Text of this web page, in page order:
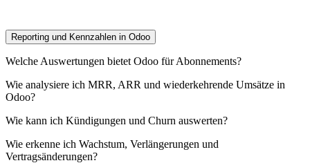
Reporting und Kennzahlen in Odoo
Welche Auswertungen bietet Odoo für Abonnements?
Wie analysiere ich MRR, ARR und wiederkehrende Umsätze in
Odoo?
Wie kann ich Kündigungen und Churn auswerten?
Wie erkenne ich Wachstum, Verlängerungen und
Vertragsänderungen?